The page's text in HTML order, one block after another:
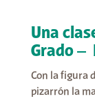
Una
Grado –
Con la figura
pizarrón la